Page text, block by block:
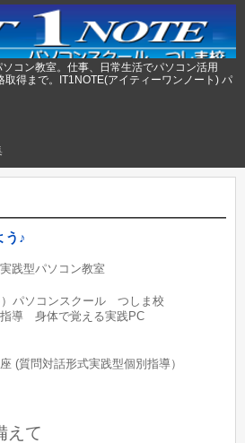
コン教室。仕事、日常生活でパソコン活用
得まで。IT1NOTE(アイティーワンノート) パ
う♪
践型パソコン教室
）パソコンスクール つしま校
導 身体で覚える実践PC
(質問対話形式実践型個別指導）
えて